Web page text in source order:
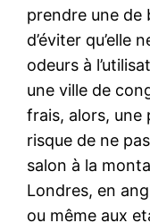
prendre une de
d’éviter qu’elle
odeurs à
une ville de
frais, alors, une
risque de ne
salon à la
Londres, en
ou même aux